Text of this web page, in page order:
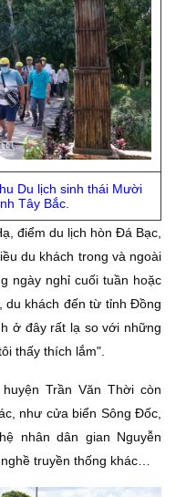
Du lịch sinh thái Mười
Tây Bắc.
điểm du lịch hòn Ðá Bạc,
du khách trong và ngoài
ngày nghỉ cuối tuần hoặc
du khách đến từ tỉnh Ðồng
ở đây rất lạ so với những
thấy thích lắm".
Trần Văn Thời còn
như cửa biển Sông Ðốc,
nhân dân gian Nguyễn
truyền thống khác…